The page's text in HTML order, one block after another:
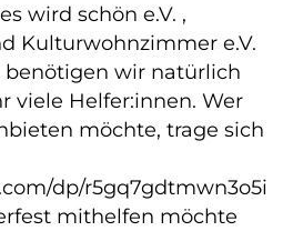
wird schön e.V. ,
Kulturwohnzimmer e.V.
benötigen wir natürlich
viele Helfer:innen. Wer
möchte, trage sich
dp/r5gq7gdtmwn3o5i
mithelfen möchte